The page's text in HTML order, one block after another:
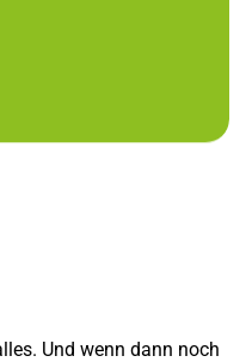
Und wenn dann noch